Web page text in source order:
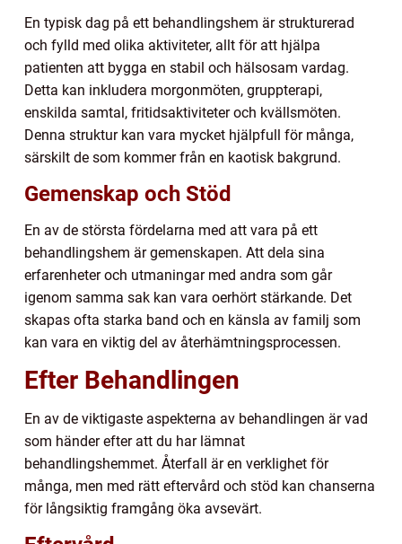
En typisk dag på ett behandlingshem är strukturerad
och fylld med olika aktiviteter, allt för att hjälpa
patienten att bygga en stabil och hälsosam vardag.
Detta kan inkludera morgonmöten, gruppterapi,
enskilda samtal, fritidsaktiviteter och kvällsmöten.
Denna struktur kan vara mycket hjälpfull för många,
särskilt de som kommer från en kaotisk bakgrund.
Gemenskap och Stöd
En av de största fördelarna med att vara på ett
behandlingshem är gemenskapen. Att dela sina
erfarenheter och utmaningar med andra som går
igenom samma sak kan vara oerhört stärkande. Det
skapas ofta starka band och en känsla av familj som
kan vara en viktig del av återhämtningsprocessen.
Efter Behandlingen
En av de viktigaste aspekterna av behandlingen är vad
som händer efter att du har lämnat
behandlingshemmet. Återfall är en verklighet för
många, men med rätt eftervård och stöd kan chanserna
för långsiktig framgång öka avsevärt.